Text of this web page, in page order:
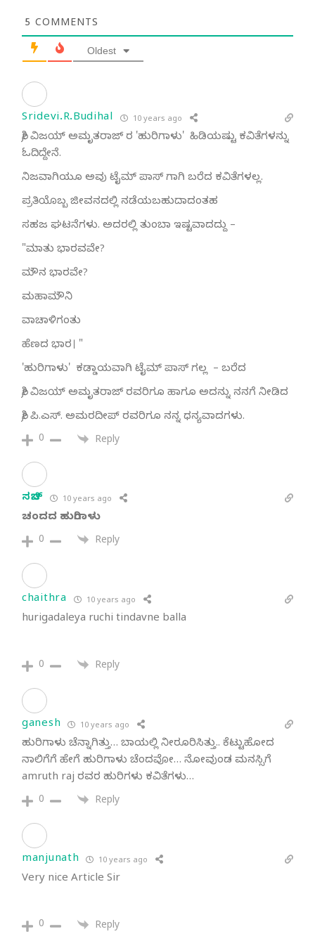
5 COMMENTS
Oldest
Sridevi.R.Budihal 10 years ago
ಶ್ರೀ ವಿಜಯ್ ಅಮೃತರಾಜ್ ರ 'ಹುರಿಗಾಳು' ಹಿಡಿಯಷ್ಟು ಕವಿತೆಗಳನ್ನು
ಓದಿದ್ದೇನೆ.
ನಿಜವಾಗಿಯೂ ಅವು ಟೈಮ್ ಪಾಸ್ ಗಾಗಿ ಬರೆದ ಕವಿತೆಗಳಲ್ಲ.
ಪ್ರತಿಯೊಬ್ಬ ಜೀವನದಲ್ಲಿ ನಡೆಯಬಹುದಾದಂತಹ
ಸಹಜ ಘಟನೆಗಳು. ಅದರಲ್ಲಿ ತುಂಬಾ ಇಷ್ಟವಾದದ್ದು –
"ಮಾತು ಭಾರವವೇ?
ಮೌನ ಭಾರವೇ?
ಮಹಾಮೌನಿ
ವಾಚಾಳಿಗಂತು
ಹೆಣದ ಭಾರ। "
'ಹುರಿಗಾಳು' ಕಡ್ಡಾಯವಾಗಿ ಟೈಮ್ ಪಾಸ್ ಗಲ್ಲ – ಬರೆದ
ಶ್ರೀ ವಿಜಯ್ ಅಮೃತರಾಜ್ ರವರಿಗೂ ಹಾಗೂ ಅದನ್ನು ನನಗೆ ನೀಡಿದ
ಶ್ರೀ ಪಿ.ಎಸ್. ಅಮರದೀಪ್ ರವರಿಗೂ ನನ್ನ ಧನ್ಯವಾದಗಳು.
0 Reply
ಸಚಿನ್ 10 years ago
ಚಂದದ ಹುರಿಗಾಳು
0 Reply
chaithra 10 years ago
hurigadaleya ruchi tindavne balla
0 Reply
ganesh 10 years ago
ಹುರಿಗಾಳು ಚೆನ್ನಾಗಿತ್ತು… ಬಾಯಲ್ಲಿ ನೀರೂರಿಸಿತ್ತು.. ಕೆಟ್ಟುಹೋದ
ನಾಲಿಗೆಗೆ ಹೇಗೆ ಹುರಿಗಾಳು ಚೆಂದವೋ… ನೋವುಂಡ ಮನಸ್ಸಿಗೆ
amruth raj ರವರ ಹುರಿಗಳು ಕವಿತೆಗಳು…
0 Reply
manjunath 10 years ago
Very nice Article Sir
0 Reply